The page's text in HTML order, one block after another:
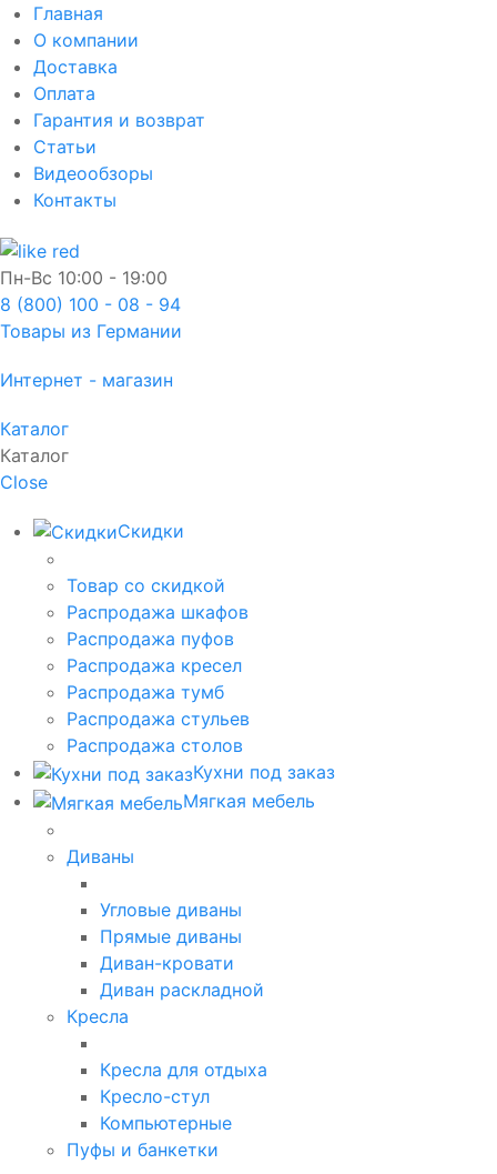
Главная
О компании
Доставка
Оплата
Гарантия и возврат
Статьи
Видеообзоры
Контакты
Пн-Вс 10:00 - 19:00
8 (800) 100 - 08 - 94
Товары из Германии
Интернет - магазин
Каталог
Каталог
Close
Скидки
Товар со скидкой
Распродажа шкафов
Распродажа пуфов
Распродажа кресел
Распродажа тумб
Распродажа стульев
Распродажа столов
Кухни под заказ
Мягкая мебель
Диваны
Угловые диваны
Прямые диваны
Диван-кровати
Диван раскладной
Кресла
Кресла для отдыха
Кресло-стул
Компьютерные
Пуфы и банкетки